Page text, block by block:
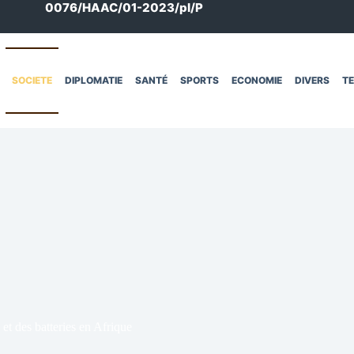
0076/HAAC/01-2023/pl/P
SOCIETE DIPLOMATIE SANTÉ SPORTS ECONOMIE DIVERS